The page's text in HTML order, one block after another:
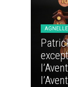
l’Avent